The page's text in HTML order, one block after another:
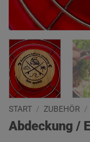
START / ZUBEHÖR /
Abdeckung /